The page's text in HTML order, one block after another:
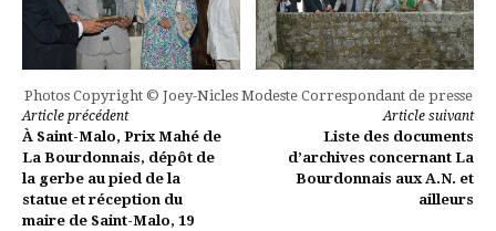
Photos Copyright © Joey-Nicles Modeste Correspondant de presse
Lire
la
suite
Article précédent
À Saint-Malo, Prix Mahé de
La Bourdonnais, dépôt de
la gerbe au pied de la
statue et réception du
maire de Saint-Malo, 19
Article suivant
Liste des documents
d’archives concernant La
Bourdonnais aux A.N. et
ailleurs